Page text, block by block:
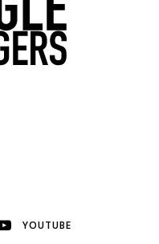
YOUTUBE